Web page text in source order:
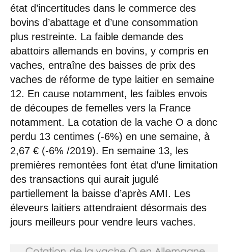
état d’incertitudes dans le commerce des
bovins d’abattage et d’une consommation
plus restreinte. La faible demande des
abattoirs allemands en bovins, y compris en
vaches, entraîne des baisses de prix des
vaches de réforme de type laitier en semaine
12. En cause notamment, les faibles envois
de découpes de femelles vers la France
notamment. La cotation de la vache O a donc
perdu 13 centimes (-6%) en une semaine, à
2,67 € (-6% /2019). En semaine 13, les
premières remontées font état d’une limitation
des transactions qui aurait jugulé
partiellement la baisse d’après AMI. Les
éleveurs laitiers attendraient désormais des
jours meilleurs pour vendre leurs vaches.